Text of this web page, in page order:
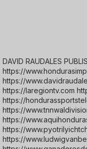
DAVID RAUDALES
https://
https://
https://laregiontv.com
https://
https://
https://
https://
https://